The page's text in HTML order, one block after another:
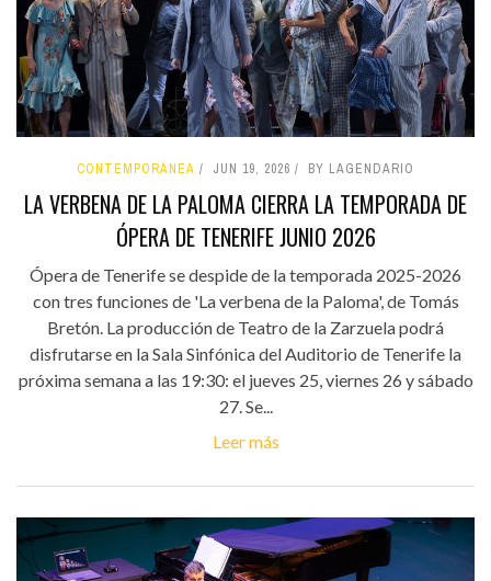
CONTEMPORÁNEA JUN 19, 2026 BY LAGENDARIO
LA VERBENA DE LA PALOMA CIERRA LA TEMPORADA DE
ÓPERA DE TENERIFE JUNIO 2026
Ópera de Tenerife se despide de la temporada 2025-2026
con tres funciones de 'La verbena de la Paloma', de Tomás
Bretón. La producción de Teatro de la Zarzuela podrá
disfrutarse en la Sala Sinfónica del Auditorio de Tenerife la
próxima semana a las 19:30: el jueves 25, viernes 26 y sábado
27. Se...
Leer más